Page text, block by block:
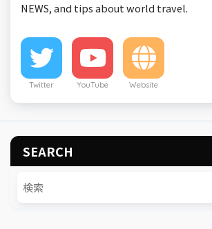
NEWS, and tips about world travel.
Twitter YouTube Website
SEARCH